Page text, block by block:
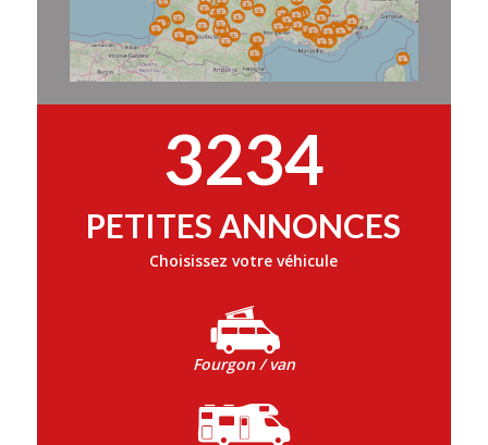
3234
PETITES ANNONCES
Choisissez votre véhicule
Fourgon / van